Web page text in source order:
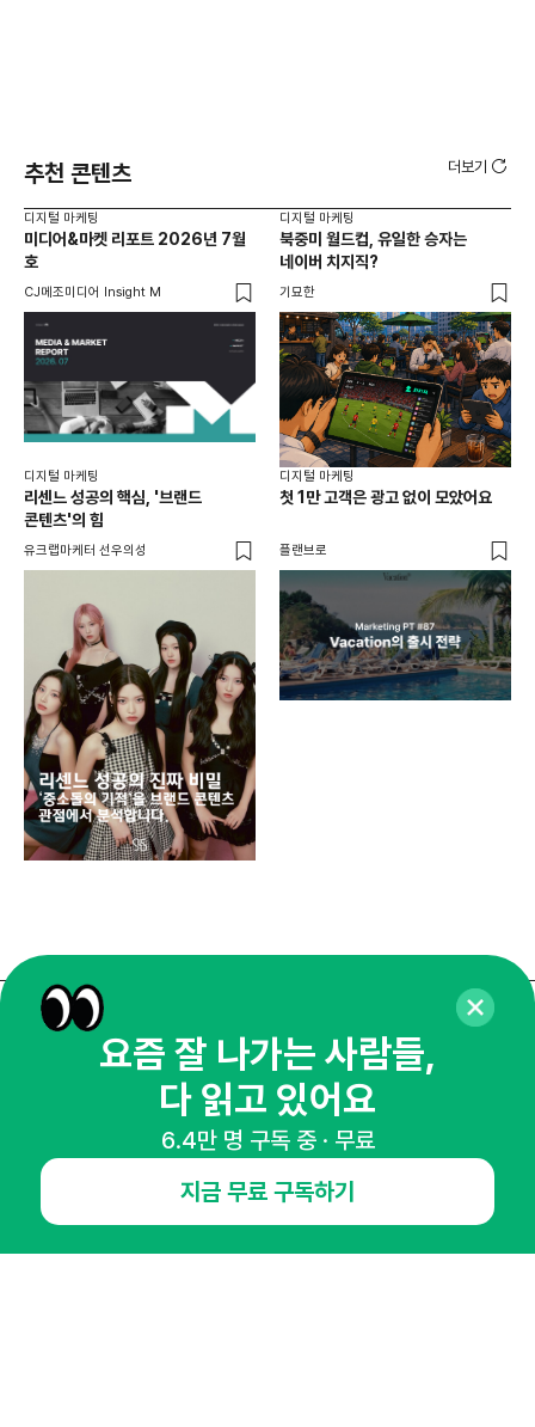
추천 콘텐츠 더보기
디지털 마케팅
미디어&마켓 리포트 2026년 7월
호
CJ메조미디어 Insight M
디지털 마케팅
북중미 월드컵, 유일한 승자는
네이버 치지직?
기묘한
디지털 마케팅
리센느 성공의 핵심, '브랜드
콘텐츠'의 힘
유크랩마케터 선우의성
디지털 마케팅
첫 1만 고객은 광고 없이 모았어요
플랜브로
매주 화요일 아침,
마케팅 감각을 깨워 드릴게요!
65,043명의 마케터를 성장시키는 뉴스레터
요즘 잘 나가는 사람들,
다 읽고 있어요
6.4만 명 구독 중 · 무료
지금 무료 구독하기